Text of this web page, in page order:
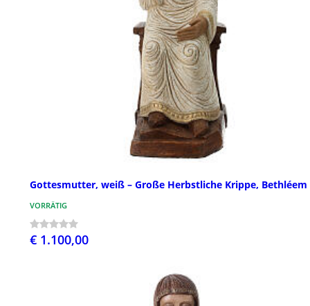
Gottesmutter, weiß – Große Herbstliche Krippe, Bethléem
VORRÄTIG
€ 1.100,00